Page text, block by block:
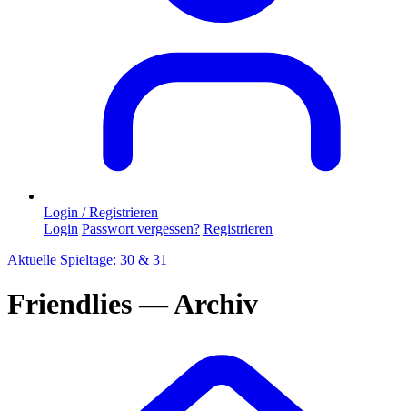
Login / Registrieren
Login Passwort vergessen? Registrieren
Aktuelle Spieltage: 30 & 31
Friendlies — Archiv